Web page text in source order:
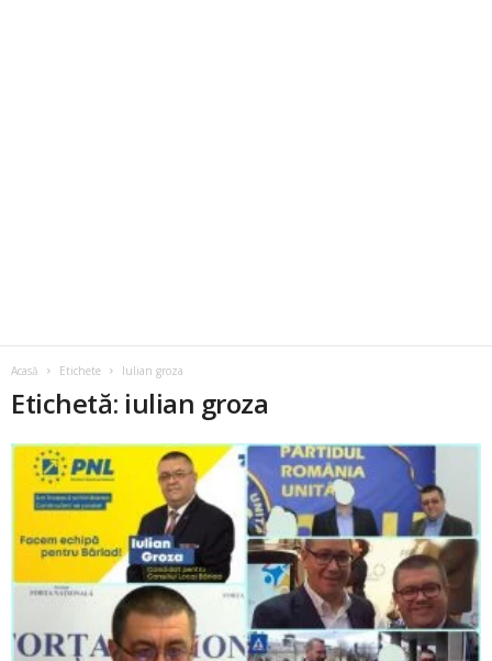
Acasă Etichete Iulian groza
Etichetă: iulian groza